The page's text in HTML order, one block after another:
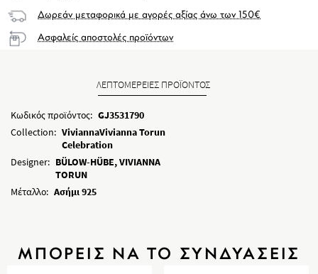
Δωρεάν μεταφορικά με αγορές αξίας άνω των 150€
Ασφαλείς αποστολές προϊόντων
ΛΕΠΤΟΜΕΡΕΙΕΣ ΠΡΟΪΟΝΤΟΣ
Κωδικός προϊόντος: GJ3531790
Collection: ViviannaVivianna Torun
Celebration
Designer: BÜLOW-HÜBE, VIVIANNA
TORUN
Μέταλλο: Ασήμι 925
ΜΠΟΡΕΙΣ ΝΑ ΤΟ ΣΥΝΔΥΑΣΕΙΣ